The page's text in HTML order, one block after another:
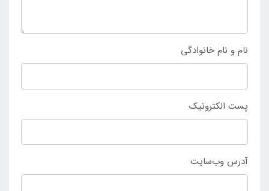
نام و نام خانوادگی
پست الکترونیک
آدرس وب‌سایت